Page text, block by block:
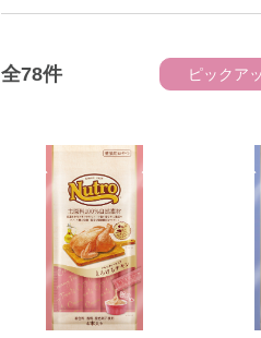
全78件 ピックア